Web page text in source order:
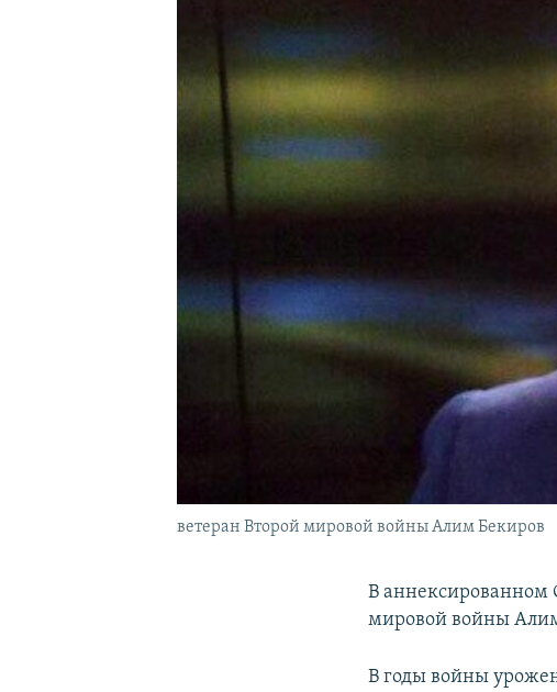
ветеран Второй мировой войны Алим Бекиров
В аннексированном
мировой войны
В годы войны